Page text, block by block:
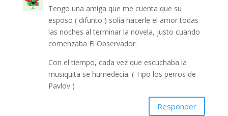
Tengo una amiga que me cuenta que su
esposo ( difunto ) solía hacerle el amor todas
las noches al terminar la novela, justo cuando
comenzaba El Observador.
Con el tiempo, cada vez que escuchaba la
musiquita se humedecía. ( Tipo los perros de
Pavlov )
Responder